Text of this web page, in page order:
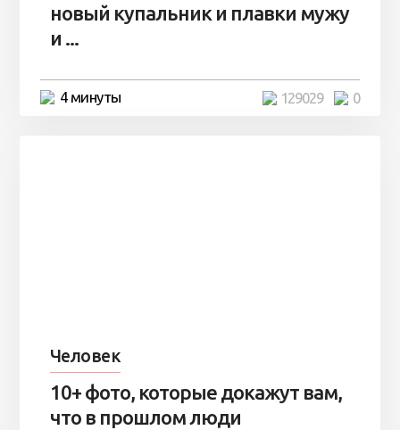
новый купальник и плавки мужу
и ...
4 минуты 0
129029
Человек
10+ фото, которые докажут вам,
что в прошлом люди